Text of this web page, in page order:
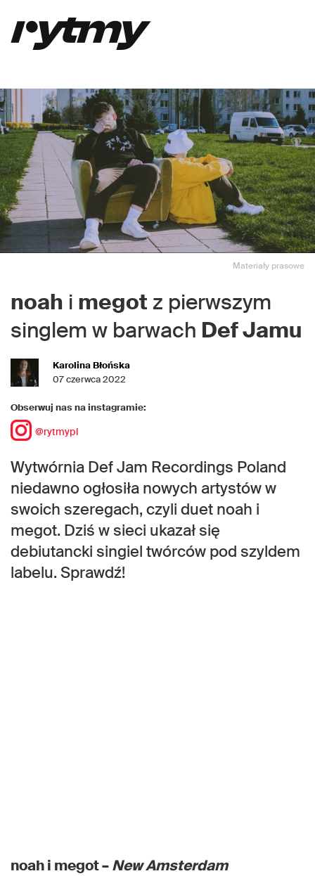
Materiały prasowe
noah i megot z pierwszym
singlem w barwach Def Jamu
Karolina Błońska
07 czerwca 2022
Obserwuj nas na instagramie:
@rytmypl
Wytwórnia Def Jam Recordings Poland
niedawno ogłosiła nowych artystów w
swoich szeregach, czyli duet noah i
megot. Dziś w sieci ukazał się
debiutancki singiel twórców pod szyldem
labelu. Sprawdź!
noah i megot –New Amsterdam